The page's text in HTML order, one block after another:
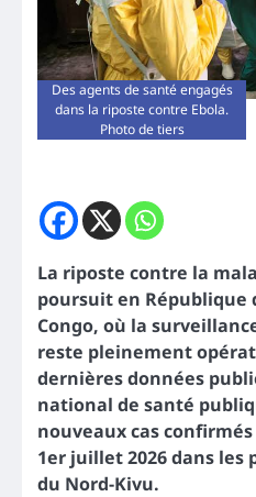
Des agents de santé engagés
dans la riposte contre Ebola.
Photo de tiers
La riposte contre la
poursuit en République
Congo, où la
reste pleinement
dernières données
national de santé
nouveaux cas
1er juillet 2026 dans les
du Nord-Kivu.